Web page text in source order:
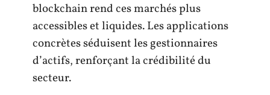
blockchain rend ces marchés plus
accessibles et liquides. Les applications
concrètes séduisent les gestionnaires
d’actifs, renforçant la crédibilité du
secteur.